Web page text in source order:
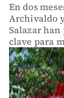
En dos
Archivaldo
Salazar
clave para
dicha